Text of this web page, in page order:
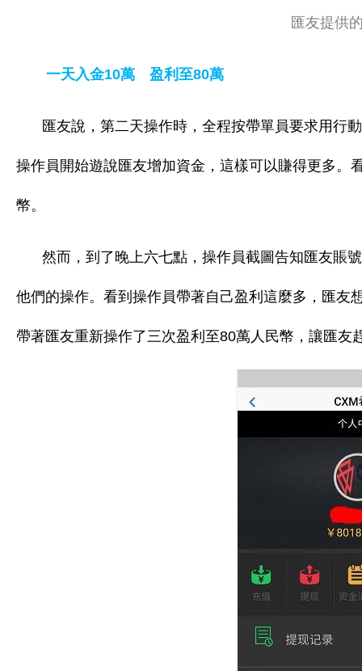
匯友提供
一天入金10萬 盈利至80萬
匯友說，第二天操作時，全程按帶單員要求用行
操作員開始遊說匯友增加資金，這樣可以賺得更多。
幣。
然而，到了晚上六七點，操作員截圖告知匯友賬
他們的操作。看到操作員帶著自己盈利這麼多，匯友
帶著匯友重新操作了三次盈利至80萬人民幣，讓匯友